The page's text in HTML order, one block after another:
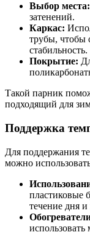
Выбор места:
затенений.
Каркас:
трубы, чтобы
стабильность.
Покрытие:
Такой парник
подходящий для
Поддержка
Для поддержания
можно
пластиковые
течение дня
использовать